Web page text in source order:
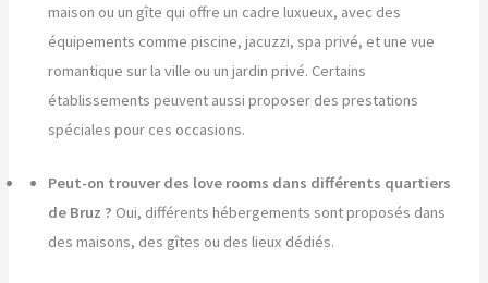
maison ou un gîte qui offre un cadre luxueux, avec des
équipements comme piscine, jacuzzi, spa privé, et une vue
romantique sur la ville ou un jardin privé. Certains
établissements peuvent aussi proposer des prestations
spéciales pour ces occasions.
Peut-on trouver des love rooms dans différents quartiers
de Bruz ? Oui, différents hébergements sont proposés dans
des maisons, des gîtes ou des lieux dédiés.